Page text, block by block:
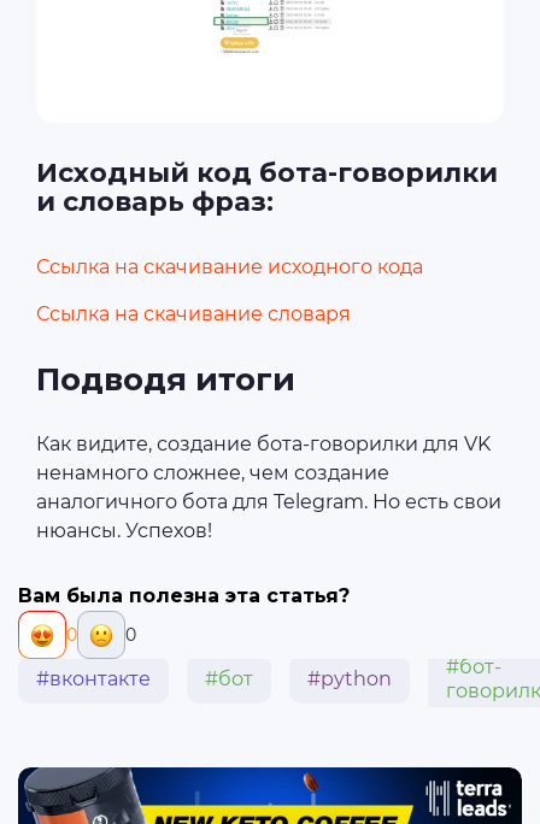
Исходный код бота-говорилки
и словарь фраз:
Ссылка на скачивание исходного кода
Ссылка на скачивание словаря
Подводя итоги
Как видите, создание бота-говорилки для VK
ненамного сложнее, чем создание
аналогичного бота для Telegram. Но есть свои
нюансы. Успехов!
Вам была полезна эта статья?
0 0
#вконтакте #бот #python
#бот-